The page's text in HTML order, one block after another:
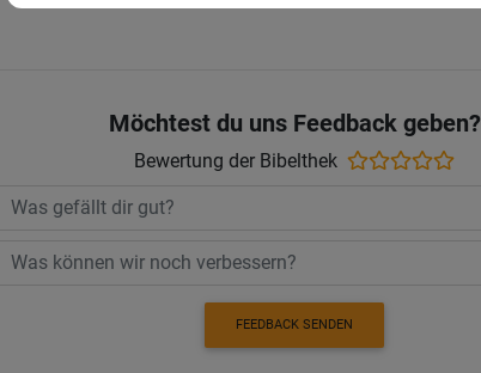
Möchtest du uns Feedback geben?
Bewertung der Bibelthek
FEEDBACK SENDEN